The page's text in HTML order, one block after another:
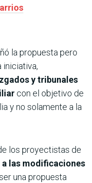
la propuesta pero
iniciativa,
y tribunales
con el objetivo de
y no solamente a la
los proyectistas de
a las modificaciones
una propuesta